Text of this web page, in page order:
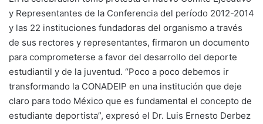
y Representantes de la Conferencia del período 2012-2014
y las 22 instituciones fundadoras del organismo a través
de sus rectores y representantes, firmaron un documento
para comprometerse a favor del desarrollo del deporte
estudiantil y de la juventud. “Poco a poco debemos ir
transformando la CONADEIP en una institución que deje
claro para todo México que es fundamental el concepto de
estudiante deportista”, expresó el Dr. Luis Ernesto Derbez